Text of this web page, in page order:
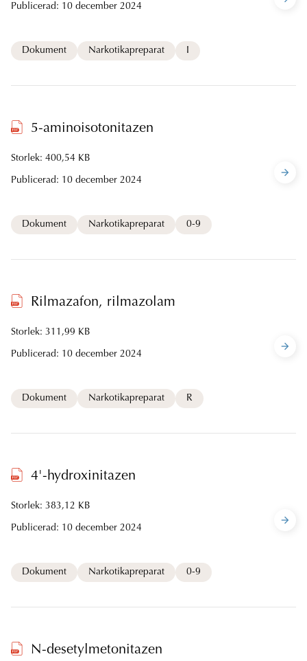
Publicerad: 10 december 2024
Dokument Narkotikapreparat I
5-aminoisotonitazen
Storlek: 400,54 KB
Publicerad: 10 december 2024
Dokument Narkotikapreparat 0-9
Rilmazafon, rilmazolam
Storlek: 311,99 KB
Publicerad: 10 december 2024
Dokument Narkotikapreparat R
4'-hydroxinitazen
Storlek: 383,12 KB
Publicerad: 10 december 2024
Dokument Narkotikapreparat 0-9
N-desetylmetonitazen